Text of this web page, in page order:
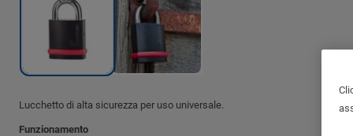
Lucchetto di alta sicurezza per uso universale.
Funzionamento